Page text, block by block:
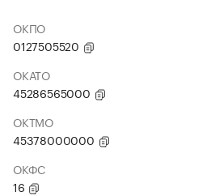
ОКПО
0127505520
ОКАТО
45286565000
ОКТМО
45378000000
ОКФС
16